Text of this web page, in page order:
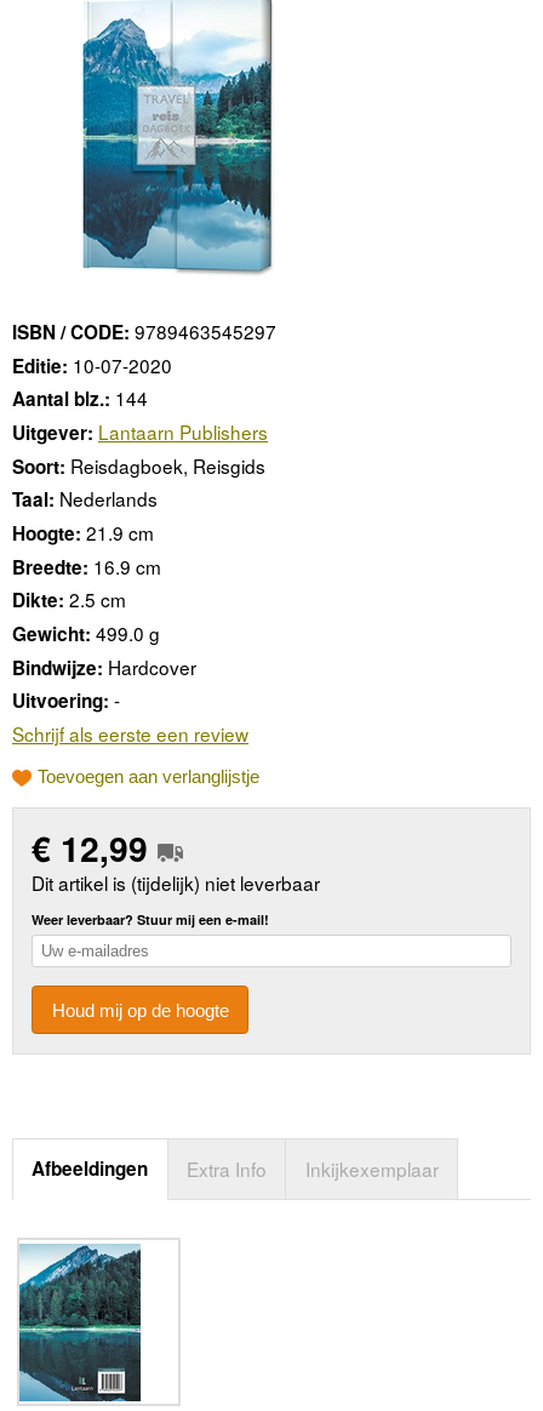
ISBN / CODE: 9789463545297
Editie: 10-07-2020
Aantal blz.: 144
Uitgever: Lantaarn Publishers
Soort: Reisdagboek, Reisgids
Taal: Nederlands
Hoogte: 21.9 cm
Breedte: 16.9 cm
Dikte: 2.5 cm
Gewicht: 499.0 g
Bindwijze: Hardcover
Uitvoering: -
Schrijf als eerste een review
Toevoegen aan verlanglijstje
€ 12,99
Dit artikel is (tijdelijk) niet leverbaar
Weer leverbaar? Stuur mij een e-mail!
Houd mij op de hoogte
Afbeeldingen Extra Info Inkijkexemplaar